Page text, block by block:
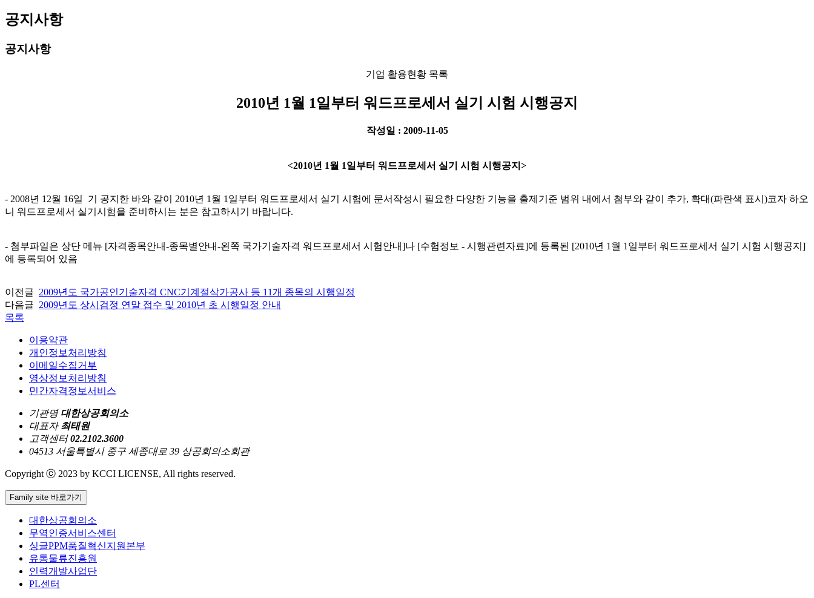
공지사항
공지사항
기업 활용현황 목록
2010년 1월 1일부터 워드프로세서 실기 시험 시행공지
작성일 : 2009-11-05
<2010년 1월 1일부터 워드프로세서 실기 시험 시행공지>
- 2008년 12월 16일 기 공지한 바와 같이 2010년 1월 1일부터 워드프로세서 실기 시험에 문서작성시 필요한 다양한 기능을 출제기준 범위 내에서 첨부와 같이 추가, 확대(파란색 표시)코자 하오
니 워드프로세서 실기시험을 준비하시는 분은 참고하시기 바랍니다.
- 첨부파일은 상단 메뉴 [자격종목안내-종목별안내-왼쪽 국가기술자격 워드프로세서 시험안내]나 [수험정보 - 시행관련자료]에 등록된 [2010년 1월 1일부터 워드프로세서 실기 시험 시행공지]
에 등록되어 있음
이전글 2009년도 국가공인기술자격 CNC기계절삭가공사 등 11개 종목의 시행일정
다음글 2009년도 상시검정 연말 접수 및 2010년 초 시행일정 안내
목록
이용약관
개인정보처리방침
이메일수집거부
영상정보처리방침
민간자격정보서비스
기관명 대한상공회의소
대표자 최태원
고객센터 02.2102.3600
04513 서울특별시 중구 세종대로 39 상공회의소회관
Copyright ⓒ 2023 by KCCI LICENSE, All rights reserved.
Family site 바로가기
대한상공회의소
무역인증서비스센터
싱글PPM품질혁신지원본부
유통물류진흥원
인력개발사업단
PL센터